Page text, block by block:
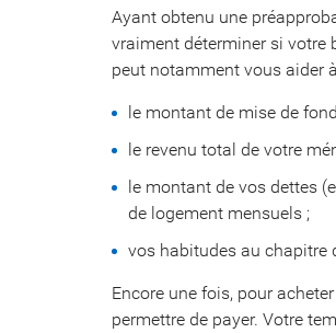
Ayant obtenu une
vraiment déterminer si votre
peut notamment vous aider
le montant de mise de
le revenu total de votre
le montant de vos dettes
de logement mensuels ;
vos habitudes au chapitre
Encore une fois, pour
permettre de payer. Votre